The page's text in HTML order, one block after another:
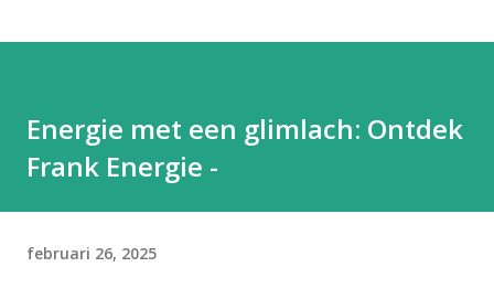
Energie met een glimlach: Ontdek
Frank Energie -
februari 26, 2025